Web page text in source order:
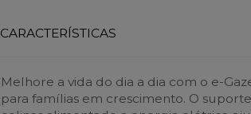
CARACTERÍSTICAS
Melhore a vida do dia a dia com o e-
para famílias em crescimento. O